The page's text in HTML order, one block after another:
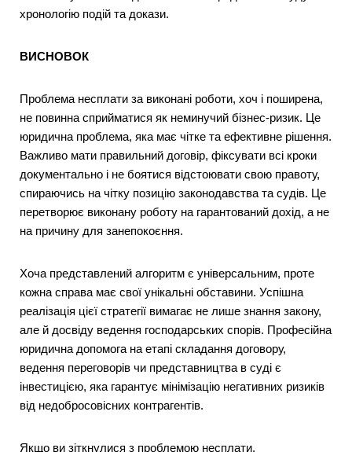
хронологію подій та докази.
ВИСНОВОК
Проблема несплати за виконані роботи, хоч і поширена,
не повинна сприйматися як неминучий бізнес-ризик. Це
юридична проблема, яка має чітке та ефективне рішення.
Важливо мати правильний договір, фіксувати всі кроки
документально і не боятися відстоювати свою правоту,
спираючись на чітку позицію законодавства та судів. Це
перетворює виконану роботу на гарантований дохід, а не
на причину для занепокоєння.
Хоча представлений алгоритм є універсальним, проте
кожна справа має свої унікальні обставини. Успішна
реалізація цієї стратегії вимагає не лише знання закону,
але й досвіду ведення господарських спорів. Професійна
юридична допомога на етапі складання договору,
ведення переговорів чи представництва в суді є
інвестицією, яка гарантує мінімізацію негативних ризиків
від недобросовісних контрагентів.
Якщо ви зіткнулися з проблемою несплати,